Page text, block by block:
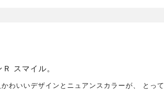
スマイル。
わいいデザインとニュアンスカラーが、 とって